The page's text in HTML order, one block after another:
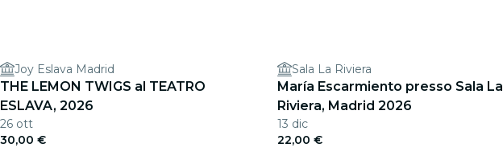
Joy Eslava Madrid
THE LEMON TWIGS al TEATRO
ESLAVA, 2026
26 ott
30,00 €
Sala La Riviera
María Escarmiento presso Sala La
Riviera, Madrid 2026
13 dic
22,00 €